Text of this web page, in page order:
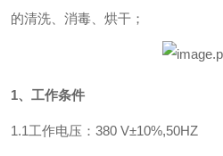
的清洗、消毒、烘干 ；
1、工作条件
1.1工作电压： 380 V±10%,50HZ